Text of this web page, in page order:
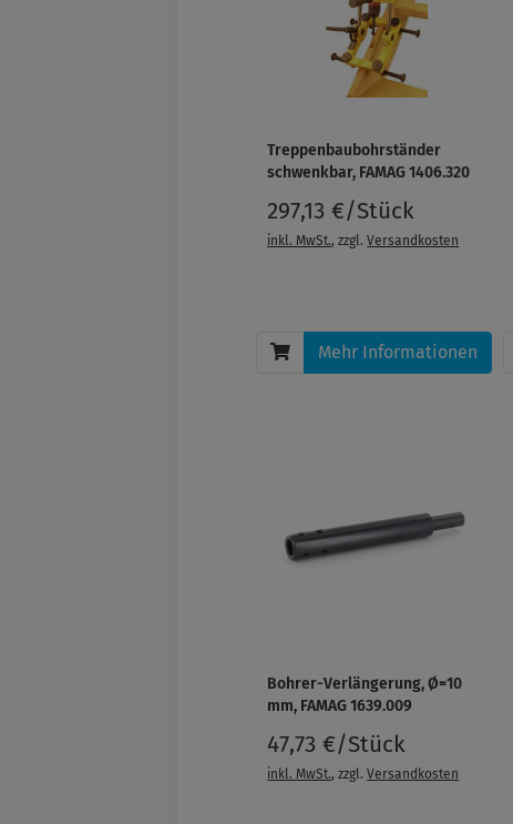
Treppenbaubohrständer
schwenkbar, FAMAG 1406.320
297,13 €/Stück
inkl. MwSt., zzgl.Versandkosten
Mehr Informationen
Bohrer-Verlängerung, Ø=10
mm, FAMAG 1639.009
47,73 €/Stück
inkl. MwSt., zzgl.Versandkosten